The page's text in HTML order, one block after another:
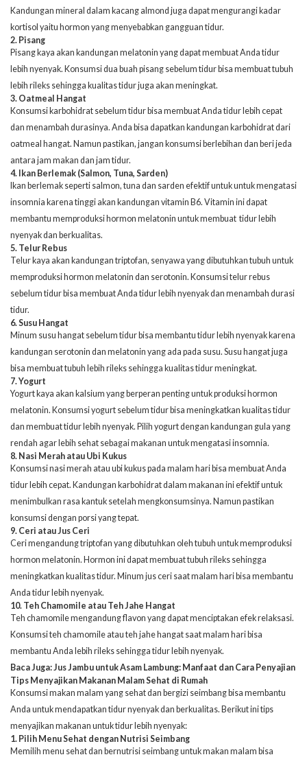
Kandungan mineral dalam kacang almond juga dapat mengurangi kadar
kortisol yaitu hormon yang menyebabkan gangguan tidur.
2. Pisang
Pisang kaya akan kandungan melatonin yang dapat membuat Anda tidur
lebih nyenyak. Konsumsi dua buah pisang sebelum tidur bisa membuat tubuh
lebih rileks sehingga kualitas tidur juga akan meningkat.
3. Oatmeal Hangat
Konsumsi karbohidrat sebelum tidur bisa membuat Anda tidur lebih cepat
dan menambah durasinya. Anda bisa dapatkan kandungan karbohidrat dari
oatmeal hangat. Namun pastikan, jangan konsumsi berlebihan dan beri jeda
antara jam makan dan jam tidur.
4. Ikan Berlemak (Salmon, Tuna, Sarden)
Ikan berlemak seperti salmon, tuna dan sarden efektif untuk untuk mengatasi
insomnia karena tinggi akan kandungan vitamin B6. Vitamin ini dapat
membantu memproduksi hormon melatonin untuk membuat tidur lebih
nyenyak dan berkualitas.
5. Telur Rebus
Telur kaya akan kandungan triptofan, senyawa yang dibutuhkan tubuh untuk
memproduksi hormon melatonin dan serotonin. Konsumsi telur rebus
sebelum tidur bisa membuat Anda tidur lebih nyenyak dan menambah durasi
tidur.
6. Susu Hangat
Minum susu hangat sebelum tidur bisa membantu tidur lebih nyenyak karena
kandungan serotonin dan melatonin yang ada pada susu. Susu hangat juga
bisa membuat tubuh lebih rileks sehingga kualitas tidur meningkat.
7. Yogurt
Yogurt kaya akan kalsium yang berperan penting untuk produksi hormon
melatonin. Konsumsi yogurt sebelum tidur bisa meningkatkan kualitas tidur
dan membuat tidur lebih nyenyak. Pilih yogurt dengan kandungan gula yang
rendah agar lebih sehat sebagaimakanan untuk mengatasi insomnia.
8. Nasi Merah atau Ubi Kukus
Konsumsi nasi merah atau ubi kukus pada malam hari bisa membuat Anda
tidur lebih cepat. Kandungan karbohidrat dalam makanan ini efektif untuk
menimbulkan rasa kantuk setelah mengkonsumsinya. Namun pastikan
konsumsi dengan porsi yang tepat.
9. Ceri atau Jus Ceri
Ceri mengandung triptofan yang dibutuhkan oleh tubuh untuk memproduksi
hormon melatonin. Hormon ini dapat membuat tubuh rileks sehingga
meningkatkan kualitas tidur. Minum jus ceri saat malam hari bisa membantu
Anda tidur lebih nyenyak.
10. Teh Chamomile atau Teh Jahe Hangat
Teh chamomile mengandung flavon yang dapat menciptakan efek relaksasi.
Konsumsi teh chamomile atau teh jahe hangat saat malam hari bisa
membantu Anda lebih rileks sehingga tidur lebih nyenyak.
Baca Juga:Jus Jambu untuk Asam Lambung: Manfaat dan Cara Penyajian
Tips Menyajikan Makanan Malam Sehat di Rumah
Konsumsi makan malam yang sehat dan bergizi seimbang bisa membantu
Anda untuk mendapatkan tidur nyenyak dan berkualitas. Berikut ini tips
menyajikan makanan untuk tidur lebih nyenyak:
1. Pilih Menu Sehat dengan Nutrisi Seimbang
Memilih menu sehat dan bernutrisi seimbang untuk makan malam bisa